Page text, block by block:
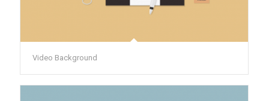
Video Background